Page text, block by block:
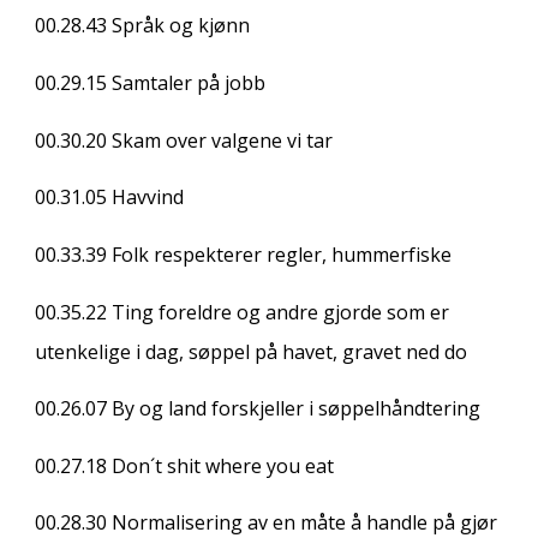
00.28.43 Språk og kjønn
00.29.15 Samtaler på jobb
00.30.20 Skam over valgene vi tar
00.31.05 Havvind
00.33.39 Folk respekterer regler, hummerfiske
00.35.22 Ting foreldre og andre gjorde som er
utenkelige i dag, søppel på havet, gravet ned do
00.26.07 By og land forskjeller i søppelhåndtering
00.27.18 Don´t shit where you eat
00.28.30 Normalisering av en måte å handle på gjør